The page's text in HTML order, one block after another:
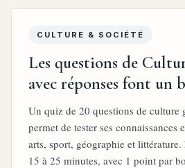
CULTURE & SOCIÉTÉ
Les questions de
avec réponses font un
Un quiz de 20 questions de culture
permet de tester ses connaissances
arts, sport, géographie et
15 à 25 minutes, avec 1 point par